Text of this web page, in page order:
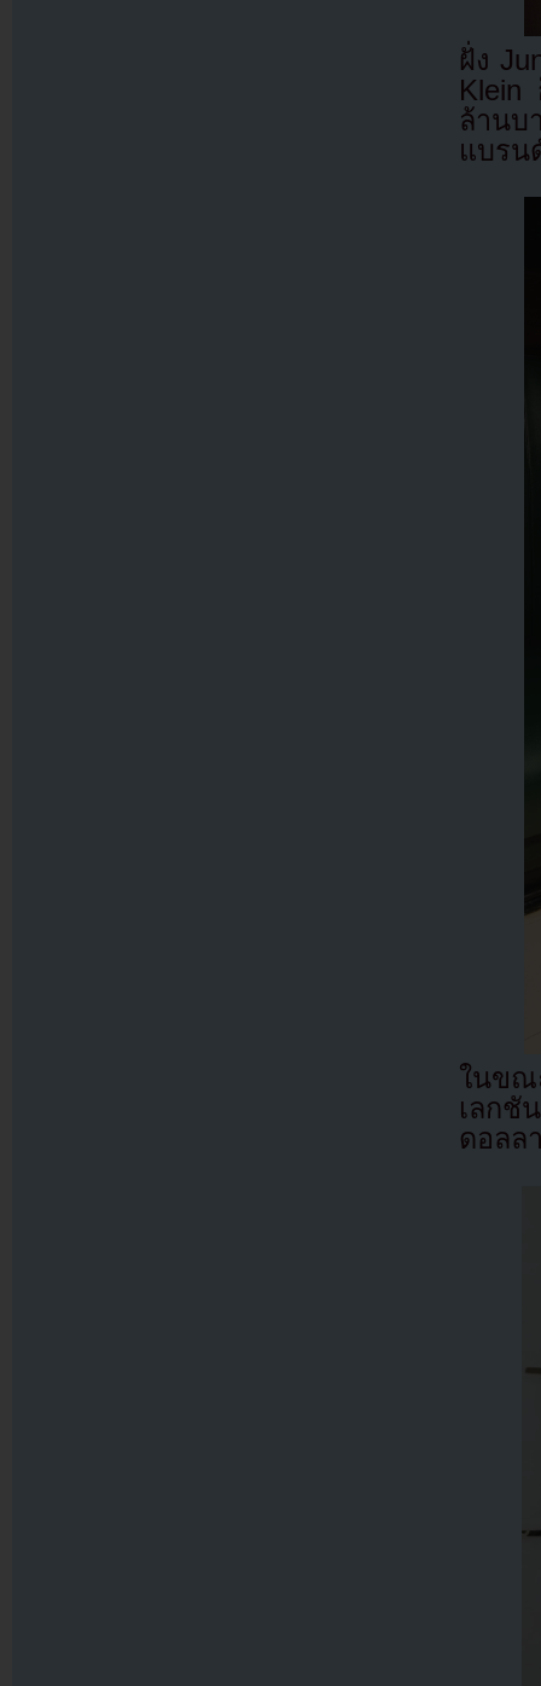
ฝั่ง
Klein
ล้านบ
แบรน
ในขณ
เลกชั
ดอลล